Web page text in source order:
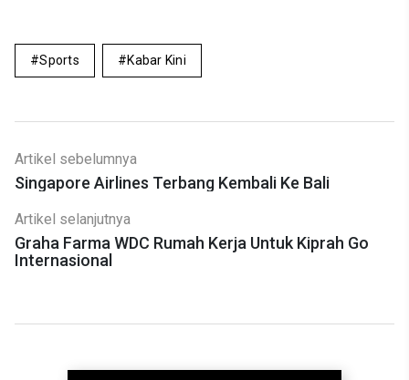
Sports Kabar Kini
Artikel sebelumnya
Singapore Airlines Terbang Kembali Ke Bali
Artikel selanjutnya
Graha Farma WDC Rumah Kerja Untuk Kiprah Go
Internasional